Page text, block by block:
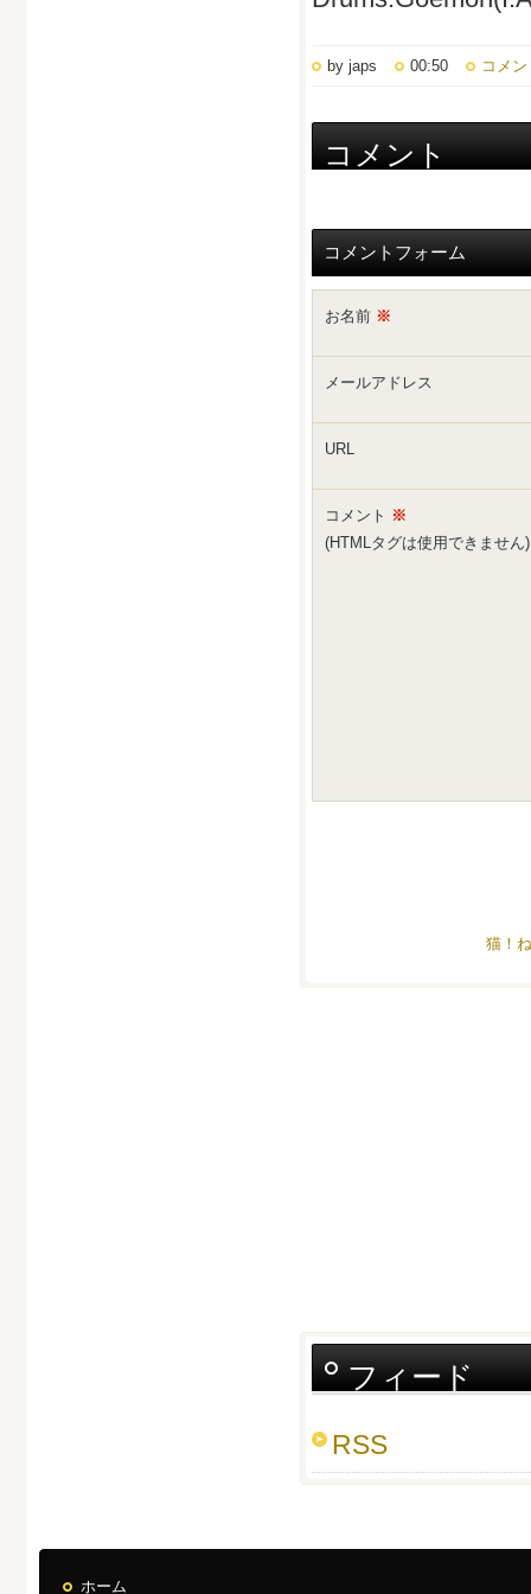
by japs 00:50 コメン
コメント
コメントフォーム
お名前 ※
メールアドレス
URL
コメント ※
(HTMLタグは使用できません)
猫！
フィード
RSS
ホーム